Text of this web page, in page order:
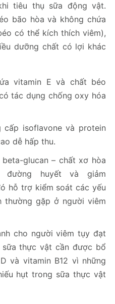
tiêu thụ sữa động vật.
bão hòa và không chứa
có thể kích thích viêm),
dưỡng chất có lợi khác
vitamin E và chất béo
tác dụng chống oxy hóa
cấp isoflavone và protein
dễ hấp thu.
beta-glucan – chất xơ hòa
huyết và giảm
hỗ trợ kiểm soát các yếu
thường gặp ở người viêm
cho người viêm tụy đạt
thực vật cần được bổ
và vitamin B12 vì những
hụt trong sữa thực vật